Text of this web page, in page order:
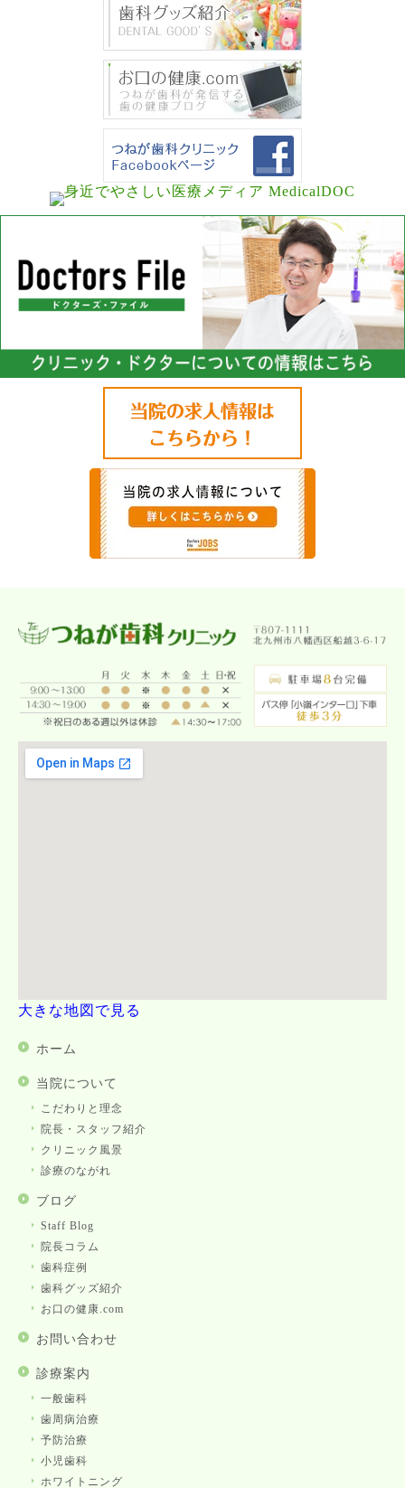
大きな地図で見る
ホーム
当院について
こだわりと理念
院長・スタッフ紹介
クリニック風景
診療のながれ
ブログ
Staff Blog
院長コラム
歯科症例
歯科グッズ紹介
お口の健康.com
お問い合わせ
診療案内
一般歯科
歯周病治療
予防治療
小児歯科
ホワイトニング